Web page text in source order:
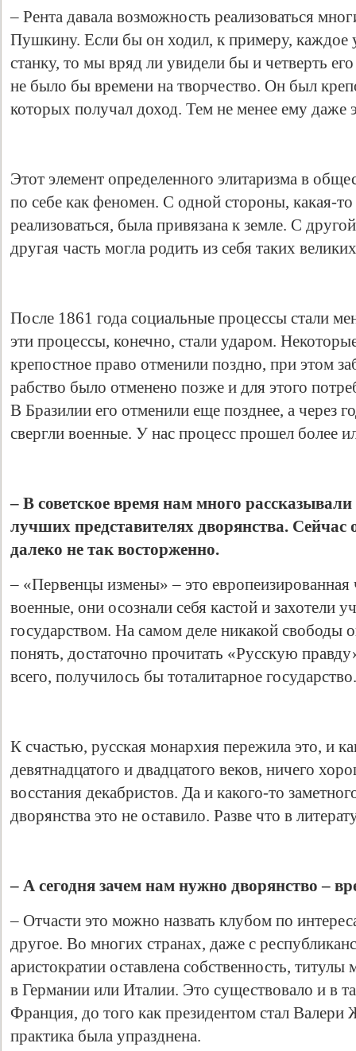
– Рента давала возможность реализоваться
Пушкину. Если бы он ходил, к примеру, каждое
станку, то мы вряд ли увидели бы и четверть
не было бы времени на творчество. Он был
которых получал доход. Тем не менее ему даже
Этот элемент определенного элитаризма в
по себе как феномен. С одной стороны, какая-то
реализоваться, была привязана к земле. С
другая часть могла родить из себя таких
После 1861 года социальные процессы стали
эти процессы, конечно, стали ударом.
крепостное право отменили поздно, при этом
рабство было отменено позже и для этого
В Бразилии его отменили еще позднее, а через
свергли военные. У нас процесс прошел более
– В советское время нам много
лучших представителях дворянства. Сейчас
далеко не так восторженно.
– «Первенцы измены» – это европеизированная
военные, они осознали себя кастой и захотели
государством. На самом деле никакой свободы
понять, достаточно прочитать «Русскую
всего, получилось бы тоталитарное государство.
К счастью, русская монархия пережила это, и
девятнадцатого и двадцатого веков, ничего
восстания декабристов. Да и какого-то
дворянства это не оставило. Разве что в
– А сегодня зачем нам нужно дворянство –
– Отчасти это можно назвать клубом по
другое. Во многих странах, даже с
аристократии оставлена собственность,
в Германии или Италии. Это существовало и в
Франция, до того как президентом стал Валери
практика была упразднена.